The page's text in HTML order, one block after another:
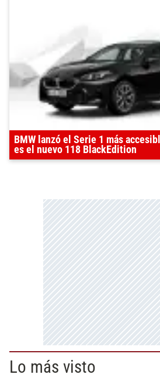
BMW lanzó el Serie 1 más
es el nuevo 118 BlackEdition
Lo más visto